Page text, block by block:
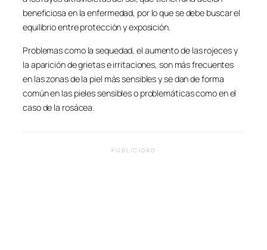
beneficiosa en la enfermedad, por lo que se debe buscar el
equilibrio entre protección y exposición.
Problemas como la sequedad, el aumento de las rojeces y
la aparición de grietas e irritaciones, son más frecuentes
en las zonas de la piel más sensibles y se dan de forma
común en las pieles sensibles o problemáticas como en el
caso de la rosácea.
PUBLICIDAD